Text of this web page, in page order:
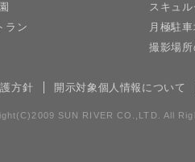
ラン
スキュ
月極駐車
撮影場
方針 開示対象個人情報について
SUN RIVER CO.,LTD. All